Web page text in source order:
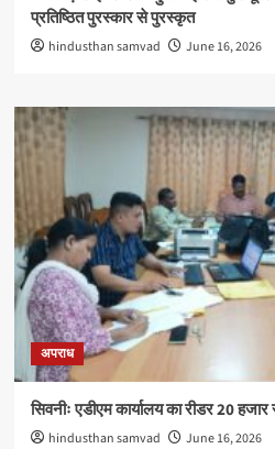
प्रतिष्ठित पुरस्कार से पुरस्कृत
hindusthan samvad June 16, 2026
अपराध
सिवनीः एडीएम कार्यालय का रीडर 20
hindusthan samvad June 16, 2026